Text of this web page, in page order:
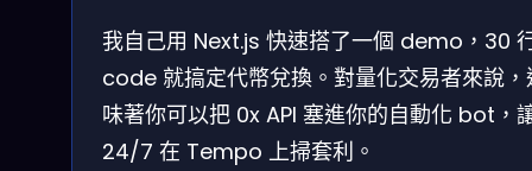
我自己用 Next.js 快速搭了一個 demo，30
code 就搞定代幣兌換。對量化交易者來說，
味著你可以把 0x API 塞進你的自動化 bot，
24/7 在 Tempo 上掃套利。